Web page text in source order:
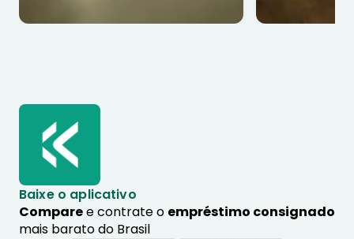
Baixe o aplicativo
Comparee contrate o empréstimo consignado
mais barato do Brasil